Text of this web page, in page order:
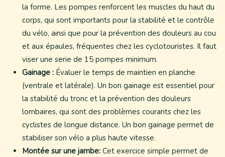
la forme. Les pompes renforcent les muscles du haut du
corps, qui sont importants pour la stabilité et le contrôle
du vélo, ainsi que pour la prévention des douleurs au cou
et aux épaules, fréquentes chez les cyclotouristes. Il faut
viser une serie de 15 pompes minimum.
Gainage : Évaluer le temps de maintien en planche
(ventrale et latérale). Un bon gainage est essentiel pour
la stabilité du tronc et la prévention des douleurs
lombaires, qui sont des problèmes courants chez les
cyclistes de longue distance. Un bon gainage permet de
stabiliser son vélo a plus haute vitesse.
Montée sur une jambe: Cet exercice simple permet de